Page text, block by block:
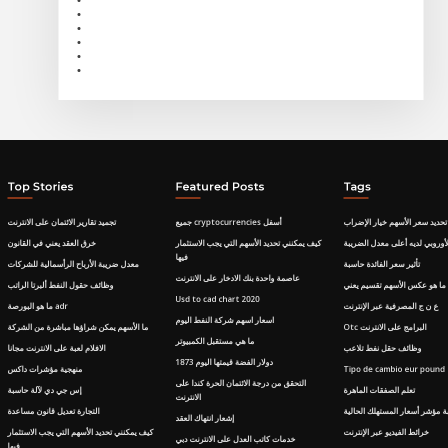
Top Stories
تجميد تقارير الائتمان على الانترنت
خرق العقد يعني في القانون
معدل ضريبة الأرباح الرأسمالية للشركات
وظائف حقول النفط ألبرتا الراتب
ما هو البورصة adr
ما الأسهم يمكن شراؤها مباشرة من الشركة
الافلام لعبة على الانترنت مجانا
منهجية مؤشرات داكس
إس جي دي لآلة حاسبة
التجارة تعديل قانون مساعدة
كيف يمكنني تحديد الأسهم التي يجب الاستثمار
Featured Posts
جميع cryptocurrencies أسفل
كيف يمكنني تحديد الأسهم التي يجب الاستثمار
فيها
عاصمة واحدة بنك الادخار على الانترنت
Usd to cad chart 2020
اسعار اسهم شركة النفط اليوم
ما هي مستقبل الكمبيوتر
1873 دولار الفضة قيمتها اليوم
التحقق من درجة الائتمان الحرة كندا على
الانترنت
إشعار انتهاك العقد
خدمات كاتب العدل على الانترنت دبي
Tags
سعر الأسهم خيار الإضراب
لديه أعلى معدل الضريبة
تأثير سعر الفائدة حاسبة
ما هو عكس الأسهم تقسيم يعني
ع ن ج المصرفية عبر الإنترنت
Otc البرامج على الانترنت
وظائف حقل نفط تلاعب
Tipo de cambio eur pound
تعلم الصفقات الماهرة
مؤشر أسعار المستهلك الحالية
خرائط الفيديو عبر الإنترنت